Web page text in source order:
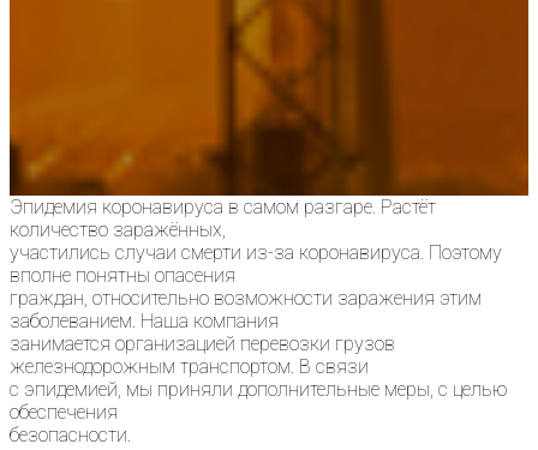
Эпидемия коронавируса в самом разгаре. Растёт
количество заражённых,
участились случаи смерти из-за коронавируса. Поэтому
вполне понятны опасения
граждан, относительно возможности заражения этим
заболеванием. Наша компания
занимается организацией перевозки грузов
железнодорожным транспортом. В связи
с эпидемией, мы приняли дополнительные меры, с целью
обеспечения
безопасности.